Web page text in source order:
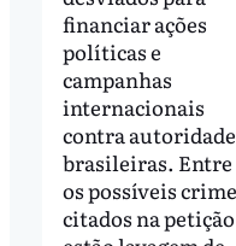
financiar ações
políticas e
campanhas
internacionais
contra
brasileiras. Entre
os possíveis
citados na petição